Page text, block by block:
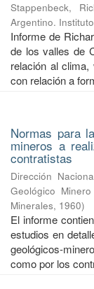
Stappenbeck,
Argentino.
Informe de
de los valles de
relación al clima,
con relación a
Normas para
mineros a
contratistas
Dirección
Geológico
Minerales, 1960)
El informe
estudios en
geológicos-
como por los